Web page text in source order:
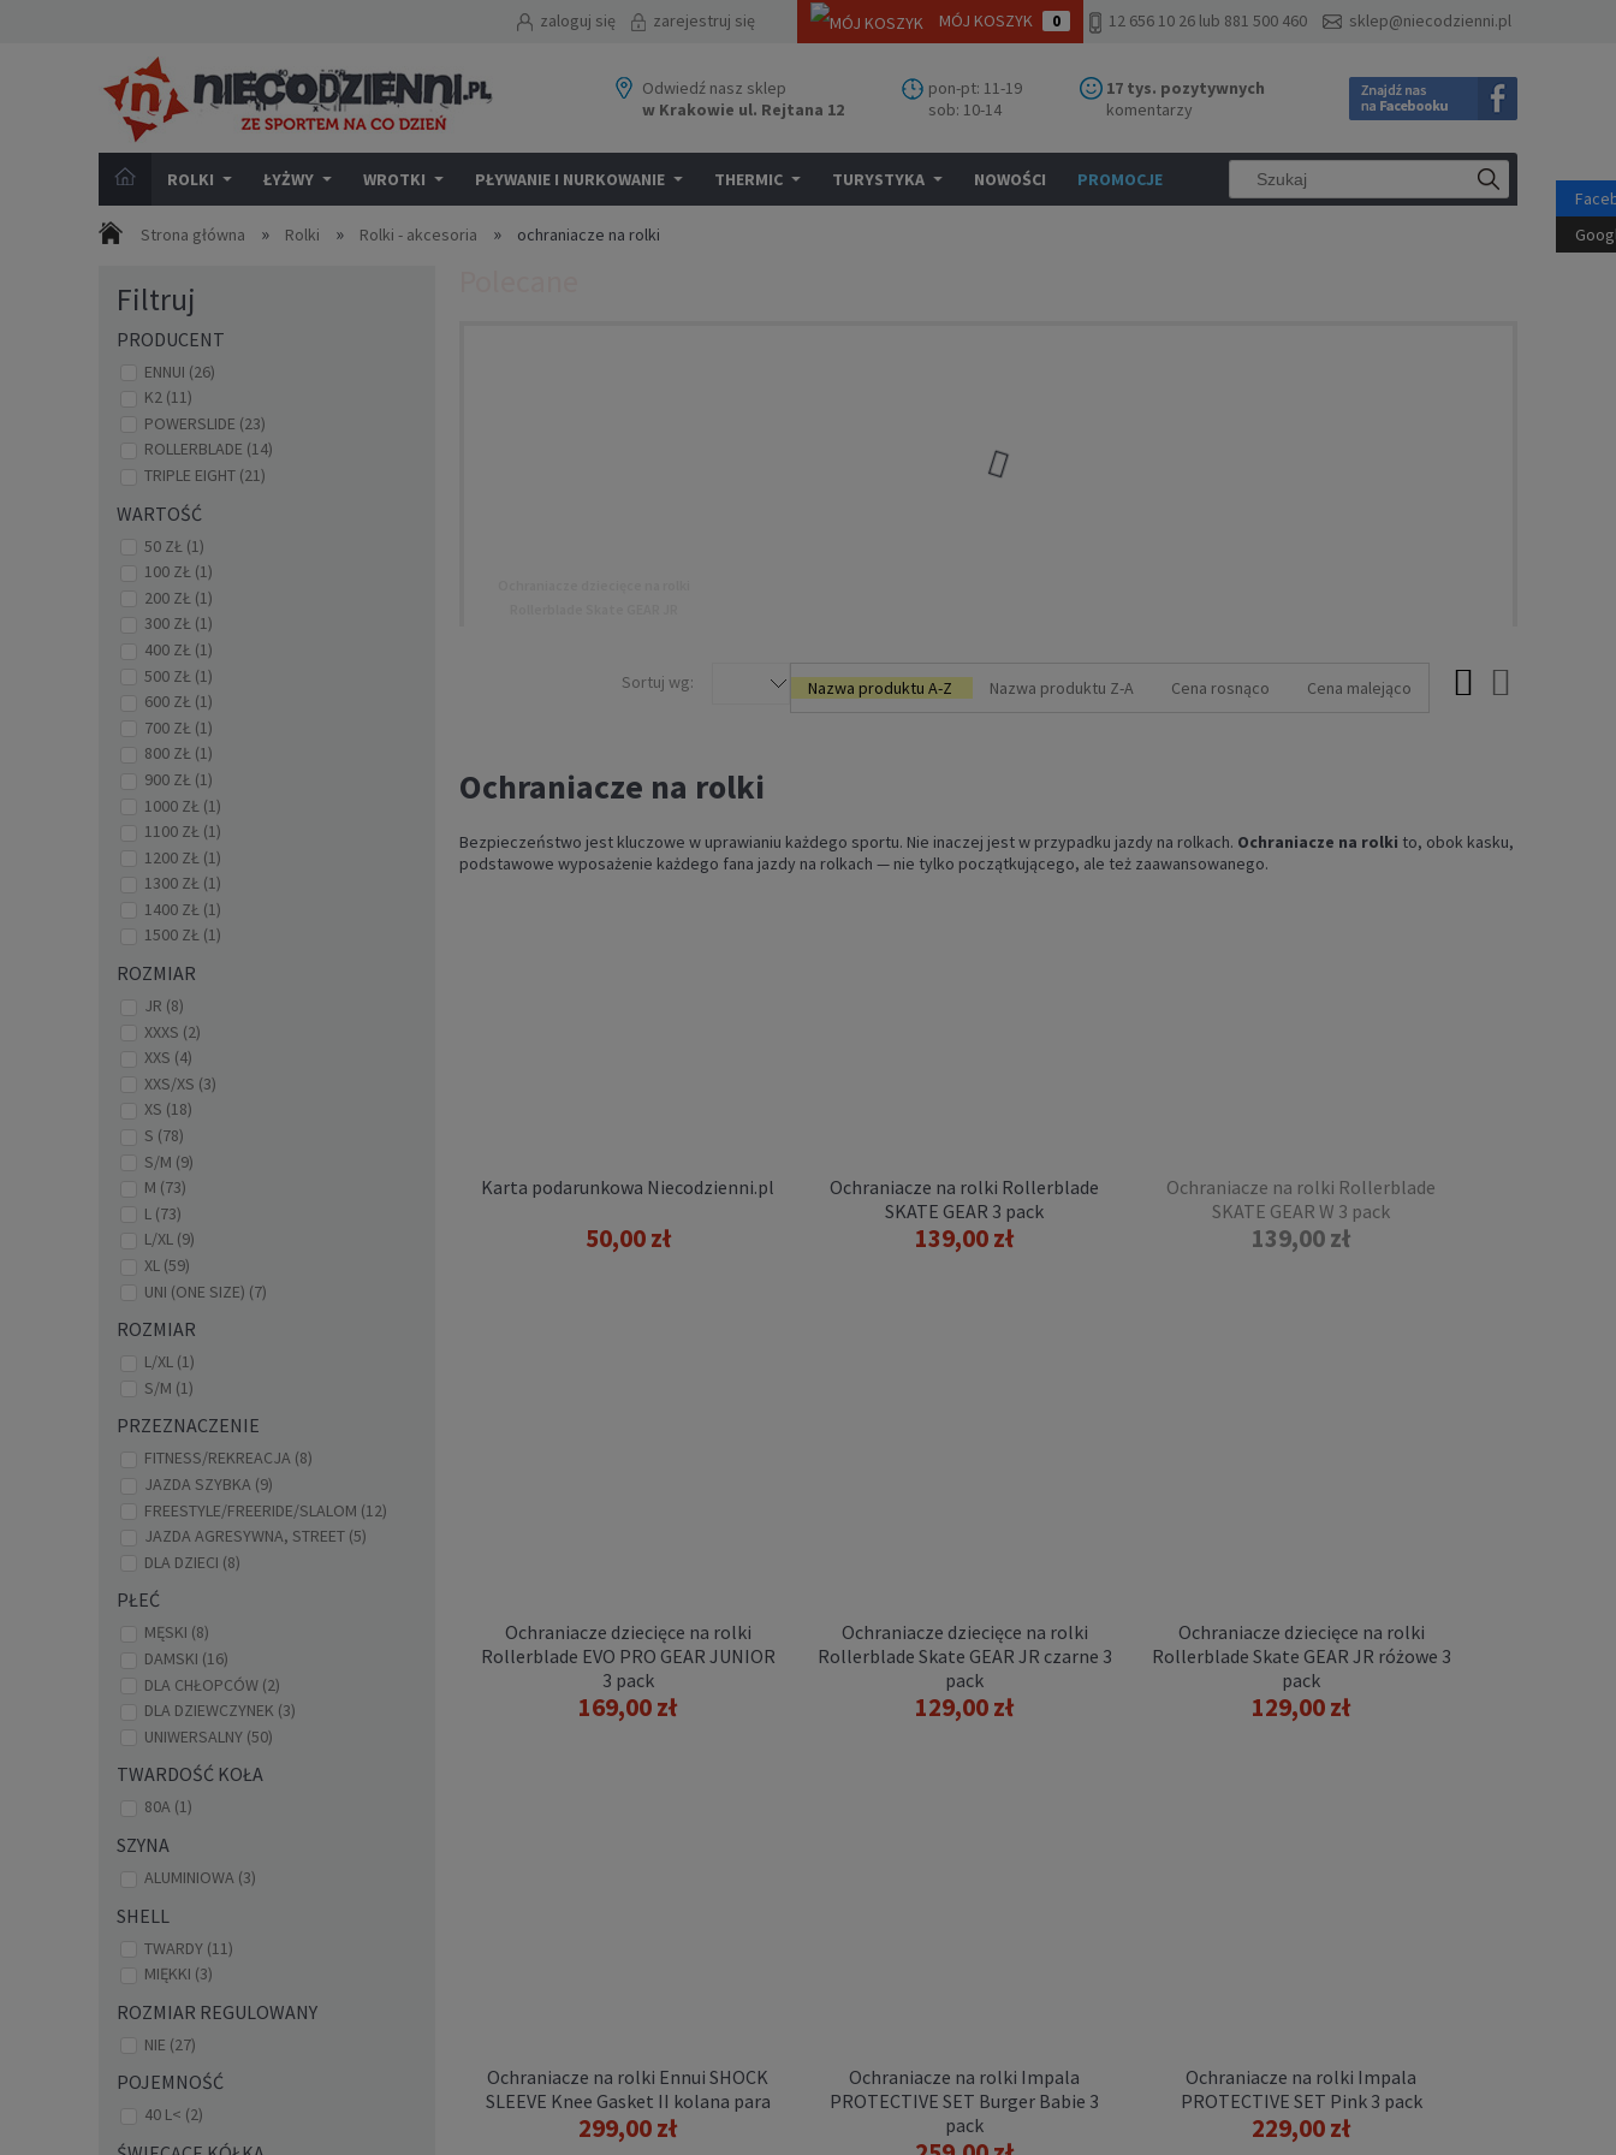
12 656 10 26 lub 881 500 460 sklep@niecodzienni.pl
MÓJ KOSZYK 0
zaloguj się zarejestruj się
Odwiedź nasz sklep
w Krakowie ul. Rejtana 12
pon-pt: 11-19
sob: 10-14
17 tys. pozytywnych
komentarzy
ROLKI ŁYŻWY WROTKI PŁYWANIE I NURKOWANIE THERMIC TURYSTYKA NOWOŚCI PROMOCJE
Strona główna » Rolki » Rolki - akcesoria » ochraniacze na rolki
Filtruj
PRODUCENT
ENNUI (26)
K2 (11)
POWERSLIDE (23)
ROLLERBLADE (14)
TRIPLE EIGHT (21)
WARTOŚĆ
50 ZŁ (1)
100 ZŁ (1)
200 ZŁ (1)
300 ZŁ (1)
400 ZŁ (1)
500 ZŁ (1)
600 ZŁ (1)
700 ZŁ (1)
800 ZŁ (1)
900 ZŁ (1)
1000 ZŁ (1)
1100 ZŁ (1)
1200 ZŁ (1)
1300 ZŁ (1)
1400 ZŁ (1)
1500 ZŁ (1)
ROZMIAR
JR (8)
XXXS (2)
XXS (4)
XXS/XS (3)
XS (18)
S (78)
S/M (9)
M (73)
L (73)
L/XL (9)
XL (59)
UNI (ONE SIZE) (7)
ROZMIAR
L/XL (1)
S/M (1)
PRZEZNACZENIE
FITNESS/REKREACJA (8)
JAZDA SZYBKA (9)
FREESTYLE/FREERIDE/SLALOM (12)
JAZDA AGRESYWNA, STREET (5)
DLA DZIECI (8)
PŁEĆ
MĘSKI (8)
DAMSKI (16)
DLA CHŁOPCÓW (2)
DLA DZIEWCZYNEK (3)
UNIWERSALNY (50)
TWARDOŚĆ KOŁA
80A (1)
SZYNA
ALUMINIOWA (3)
SHELL
TWARDY (11)
MIĘKKI (3)
ROZMIAR REGULOWANY
NIE (27)
POJEMNOŚĆ
40 L< (2)
Sortuj wg: Nazwa produktu A-Z Nazwa produktu Z-A Cena rosnąco Cena malejąco
Ochraniacze na rolki
Bezpieczeństwo jest kluczowe w uprawianiu każdego sportu. Nie inaczej jest w przypadku jazdy na rolkach. Ochraniacze na rolki to, obok kasku,
podstawowe wyposażenie każdego fana jazdy na rolkach — nie tylko początkującego, ale też zaawansowanego.
Karta podarunkowa Niecodzienni.pl
50,00 zł
Ochraniacze na rolki Rollerblade
SKATE GEAR 3 pack
139,00 zł
Ochraniacze na rolki Rollerblade
SKATE GEAR W 3 pack
139,00 zł
Ochraniacze dziecięce na rolki
Rollerblade EVO PRO GEAR JUNIOR
3 pack
169,00 zł
Ochraniacze dziecięce na rolki
Rollerblade Skate GEAR JR czarne 3
pack
129,00 zł
Ochraniacze dziecięce na rolki
Rollerblade Skate GEAR JR różowe 3
pack
129,00 zł
Ochraniacze na rolki Ennui SHOCK
SLEEVE Knee Gasket II kolana para
299,00 zł
Ochraniacze na rolki Impala
PROTECTIVE SET Burger Babie 3
pack
Ochraniacze na rolki Impala
PROTECTIVE SET Pink 3 pack
229,00 zł